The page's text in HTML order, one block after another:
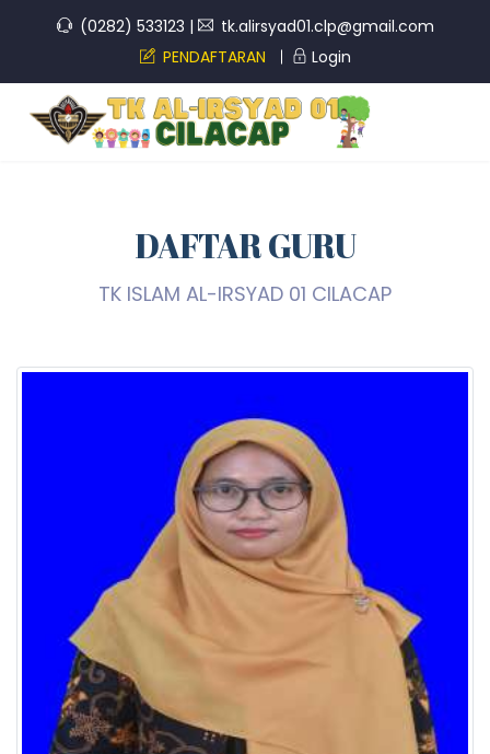
(0282) 533123 |
tk.alirsyad01.clp@gmail.com
PENDAFTARAN
Login
DAFTAR GURU
TK ISLAM AL-IRSYAD 01 CILACAP